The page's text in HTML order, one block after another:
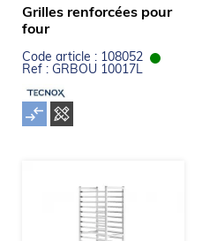
Grilles renforcées pour
four
Code article : 108052
Ref : GRBOU 10017L